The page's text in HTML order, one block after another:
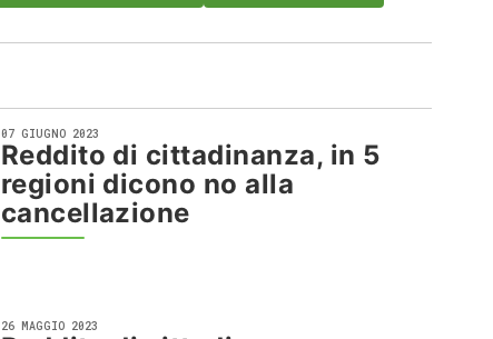
07 GIUGNO 2023
Reddito di cittadinanza, in 5
regioni dicono no alla
cancellazione
26 MAGGIO 2023